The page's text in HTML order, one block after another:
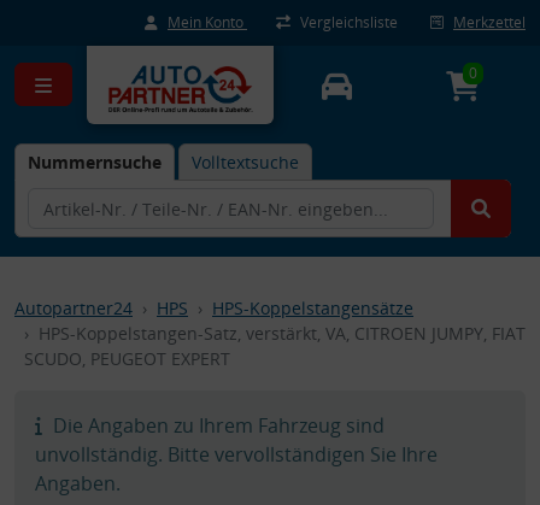
Mein Konto Vergleichsliste Merkzettel
Nummernsuche Volltextsuche
0
Autopartner24 HPS
HPS-Koppelstangensätze
HPS-Koppelstangen-Satz, verstärkt, VA, CITROEN JUMPY, FIAT
SCUDO, PEUGEOT EXPERT
Die Angaben zu Ihrem Fahrzeug sind
unvollständig. Bitte vervollständigen Sie Ihre
Angaben.